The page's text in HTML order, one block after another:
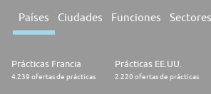
Países Ciudades Funciones Sectores
Prácticas Francia
4.239 ofertas de prácticas
Prácticas EE.UU.
2.220 ofertas de prácticas